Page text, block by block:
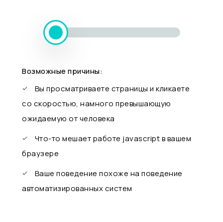
Возможные причины:
Вы просматриваете страницы и кликаете
со скоростью, намного превышающую
ожидаемую от человека
Что-то мешает работе javascript в вашем
браузере
Ваше поведение похоже на поведение
автоматизированных систем